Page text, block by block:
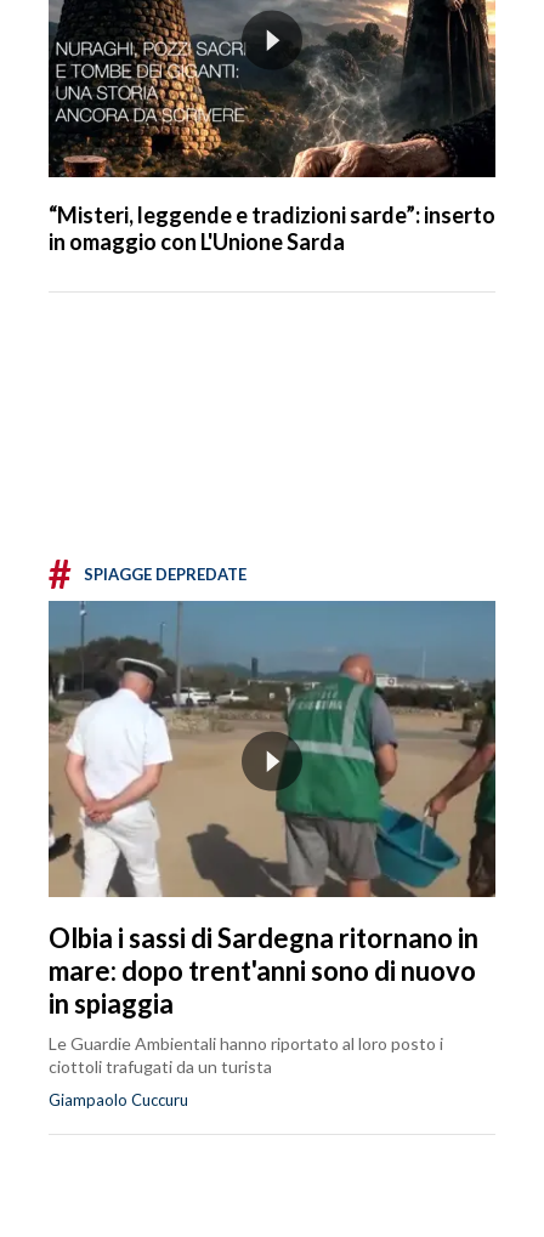
“Misteri, leggende e tradizioni sarde”: inserto
in omaggio con L'Unione Sarda
# SPIAGGE DEPREDATE
Olbia i sassi di Sardegna ritornano in
mare: dopo trent'anni sono di nuovo
in spiaggia
Le Guardie Ambientali hanno riportato al loro posto i
ciottoli trafugati da un turista
Giampaolo Cuccuru